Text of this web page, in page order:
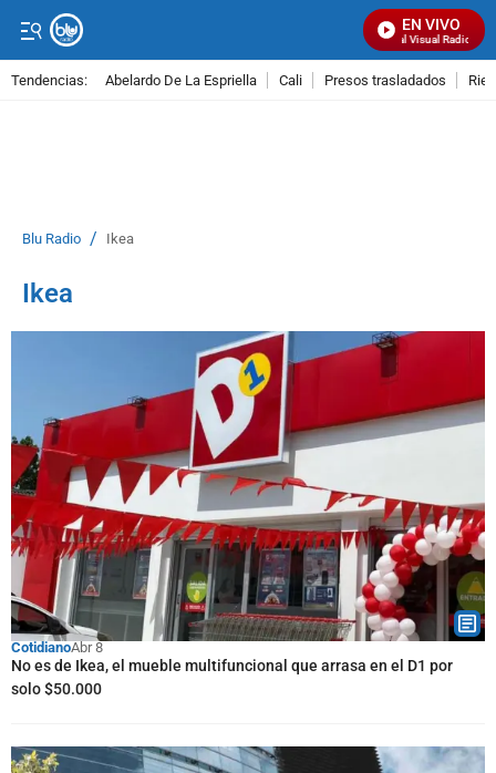
EN VIVO
Señal Visual Radio
Tendencias: Abelardo De La Espriella Cali Presos trasladados
Blu Radio / Ikea
Ikea
CotidianoAbr 8
No es de Ikea, el mueble multifuncional que arrasa en el D1 por
solo $50.000